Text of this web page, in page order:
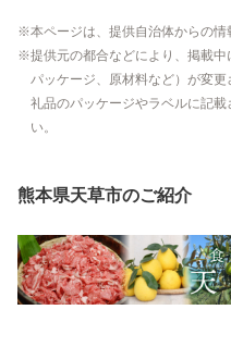
本ページは、提供自治体からの情
提供元の都合などにより、掲載中
パッケージ、原材料など）が変
礼品のパッケージやラベルに記
い。
熊本県天草市のご紹介